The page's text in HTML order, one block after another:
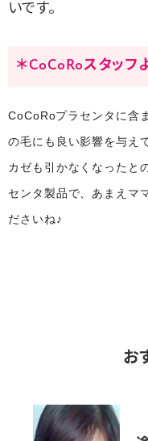
いです。
＊CoCoRoスタッフ
CoCoRoプラセンタに含
の毛にも良い影響を与え
カゼも引かなくなったと
センタ製品で、あまえマ
ださいね♪
お